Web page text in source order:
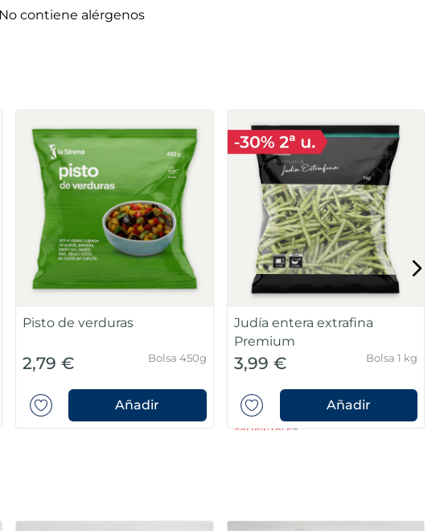
No contiene alérgenos
Pisto de verduras
2,79 € Bolsa 450g
Añadir
Judía entera extrafina
Premium
3,99 €
COMBINABLE
Bolsa 1 kg
Añadir